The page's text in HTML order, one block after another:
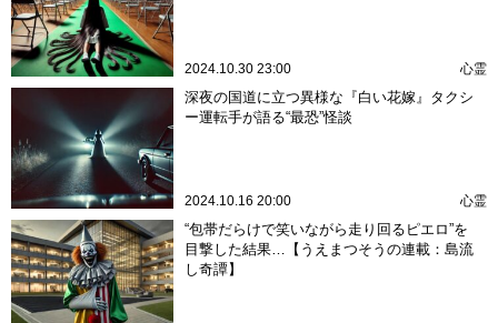
2024.10.30 23:00 心霊
深夜の国道に立つ異様な『白い花嫁』タクシ
ー運転手が語る“最恐”怪談
2024.10.16 20:00 心霊
“包帯だらけで笑いながら走り回るピエロ”を
目撃した結果…【うえまつそうの連載：島流
し奇譚】